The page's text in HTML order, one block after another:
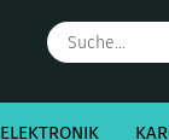
ELEKTRONIK